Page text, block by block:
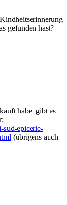
gefunden hast?
habe, gibt es
sud-epicerie-
(übrigens auch